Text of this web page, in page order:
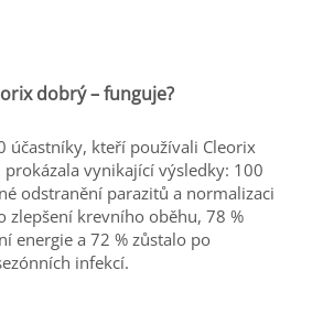
dobrý – funguje?
účastníky, kteří používali Cleorix
vynikající výsledky: 100
odstranění parazitů a normalizaci
zlepšení krevního oběhu, 78 %
energie a 72 % zůstalo po
infekcí.